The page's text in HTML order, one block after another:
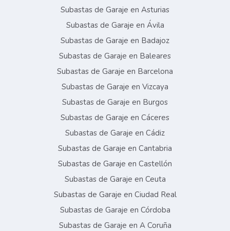
Subastas de Garaje en Asturias
Subastas de Garaje en Ávila
Subastas de Garaje en Badajoz
Subastas de Garaje en Baleares
Subastas de Garaje en Barcelona
Subastas de Garaje en Vizcaya
Subastas de Garaje en Burgos
Subastas de Garaje en Cáceres
Subastas de Garaje en Cádiz
Subastas de Garaje en Cantabria
Subastas de Garaje en Castellón
Subastas de Garaje en Ceuta
Subastas de Garaje en Ciudad Real
Subastas de Garaje en Córdoba
Subastas de Garaje en A Coruña